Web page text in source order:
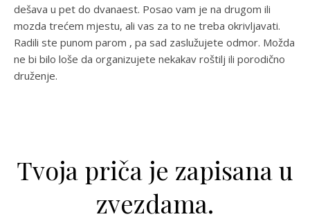
dešava u pet do dvanaest. Posao vam je na drugom ili
mozda trećem mjestu, ali vas za to ne treba okrivljavati.
Radili ste punom parom , pa sad zaslužujete odmor. Možda
ne bi bilo loše da organizujete nekakav roštilj ili porodično
druženje.
Tvoja priča je zapisana u
zvezdama.